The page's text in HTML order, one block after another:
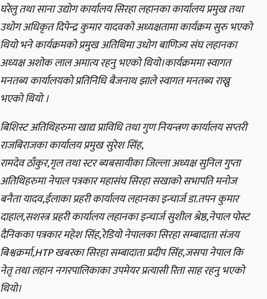
घरेलु तथा साना उद्योग कार्यालय सिरहा लहानका कार्यालय प्रमुख तथा
उधोग अधिकृत दिपेन्द्र कुमार यादवको अध्यक्षतामा कार्यक्रम सुरु भएको
थियो भने कार्यक्रमको प्रमुख अतिथिमा उधोग बाणिज्य संघ लहानका
अध्यक्ष अशोक लाल अमात्य रहनु भएको थियो।कार्यक्रममा स्वागत
मनतब्य कार्यालयको प्रतिनिधि बैजनाथ झाले स्वागत मनतब्य राख्नु
भएको थियो ।
बिशिस्ट अतिथिहरुमा खाद्य प्राविधि तथा गुण नियन्त्रण कार्यालय सप्तरी
राजबिराजका कार्यालय प्रमुख सुरेश सिंह,
रामदेव ठाँकुर,गृल तथा स्टर ब्यबसायीका जिल्ला अध्यक्ष सुनिल गुप्ता
अतिथिहरुमा नेपाल पत्रकार महासंघ सिरहा सखाको सभापति मनोज
बनैता यादव,ईलाका प्रहरी कार्यालय लहानका इन्चार्ज डा.तपन कुमार
दाहाल,सशस्त्र प्रहरी कार्यालय लहानका इन्चार्ज सुशील श्रेष्ठ,नेपाल पोस्ट
दैनिकका पत्रकार महेश सिंह,रेडियो नेपालका सिरहा सम्बादाता संजय
बिश्वक्रर्मा,HTP खबरका सिरहा सम्बादाता प्रदीप सिंह,जसपा नेपाल कि
नेतृ तथा लहान नगरपालिकाका उपमेयर प्रत्यासी रिता साह रहनु भएको
थियो।